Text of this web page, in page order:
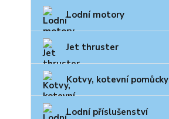
Lodní motory
Jet thruster
Kotvy, kotevní pomůcky
Lodní příslušenství